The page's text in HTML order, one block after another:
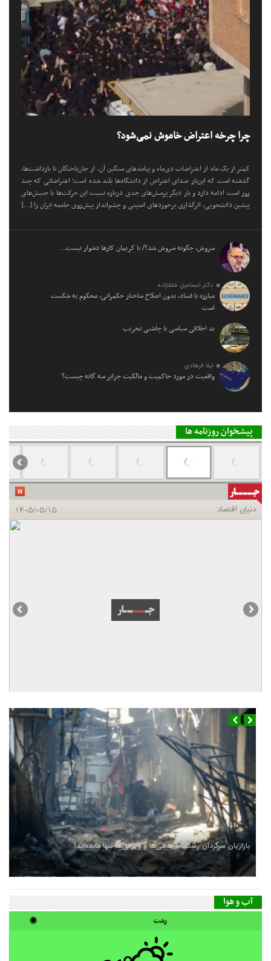
چرا چرخه اعتراض خاموش نمی‌شود؟
کمتر از یک ماه از اعتراضات دی‌ماه و پیامد‌های سنگین آن، از جان‌باختگان تا بازداشت‌ها،
گذشته است که این‌بار صدای اعتراض از دانشگاه‌ها بلند شده است؛ اعتراضاتی که چند
روز است ادامه دارد و بار دیگر پرسش‌های جدی درباره نسبت این حرکت‌ها با جنبش‌های
پیشین دانشجویی، اثرگذاری برخورد‌های امنیتی و چشم‌انداز پیش‌روی جامعه ایران را […]
سروش، چگونه سروش شد؟/ با کریمان کارها دشوار نیست…
دکتر اسماعیل خلفازاده
مبارزه با فساد، بدون اصلاح ساختار حکمرانی، محکوم به شکست
است
بد اخلاقی سیاسی با چاشنی تخریب
لیلا فرهادی
واقعیت در مورد حاکمیت و مالکیت جزایر سه گانه چیست؟
پیشخوان روزنامه ها
بازاریان سرگردان رشت، با بدهی‌ها و ویرانی‌ها تنها مانده‌اند!
آب و هوا
رشت ◉